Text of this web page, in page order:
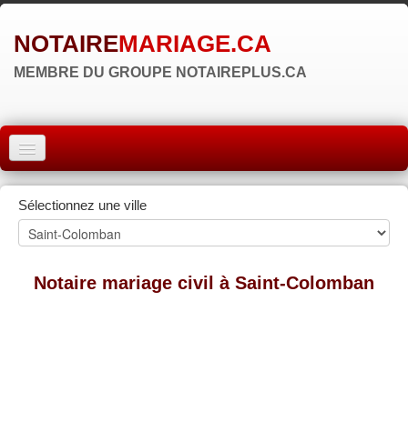
NOTAIREMARIAGE.CA
MEMBRE DU GROUPE NOTAIREPLUS.CA
ACCUEIL
MONTRÉAL
QUÉBEC
LAVAL
Sélectionnez une ville
Notaire mariage civil à Saint-Colomban